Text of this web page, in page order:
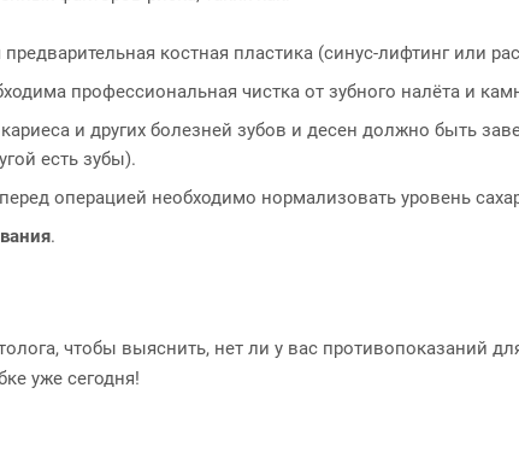
предварительная костная пластика (синус-лифтинг или
профессиональная чистка от зубного налёта и
и других болезней зубов и десен должно быть
есть зубы).
операцией необходимо нормализовать уровень
.
чтобы выяснить, нет ли у вас противопоказаний
уже сегодня!